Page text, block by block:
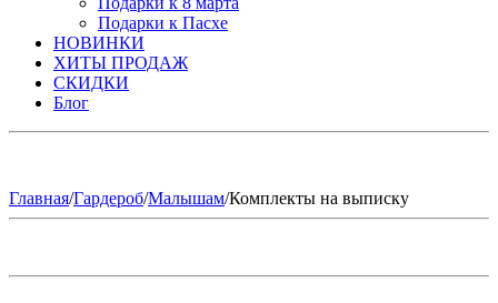
Подарки к Пасхе
НОВИНКИ
ХИТЫ ПРОДАЖ
СКИДКИ
Блог
Главная/Гардероб/Малышам/Комплекты на выписку